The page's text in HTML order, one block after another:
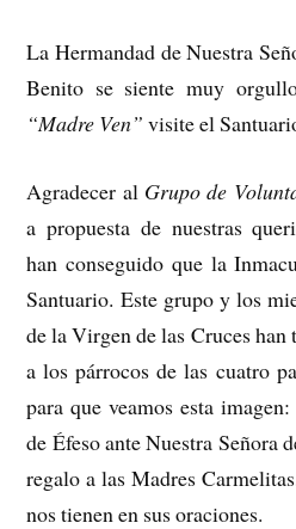
La Hermandad de Nuestra
Benito se siente muy
“Madre Ven” visite el
Agradecer al Grupo de
a propuesta de nuestras
han conseguido que la
Santuario. Este grupo y los
de la Virgen de las Cruces
a los párrocos de las cuatro
para que veamos esta
de Éfeso ante Nuestra Señora
regalo a las Madres
nos tienen en sus oraciones.